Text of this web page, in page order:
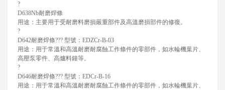
?
D638Nb耐磨焊條
用途：主要用于受耐磨料磨損嚴重部件及高溫磨損部件的修復。
?
D642耐磨焊條??? 型號：EDZCr-B-03
用途：用于常溫和高溫耐磨耐腐蝕工作條件的零部件，如水輪機葉片、
高壓泵零件、高爐料鐘等。
?
D646耐磨焊條??? 型號：EDCr-B-16
用途：用于常溫和高溫耐磨耐腐蝕工作條件的零部件，如水輪機葉片、